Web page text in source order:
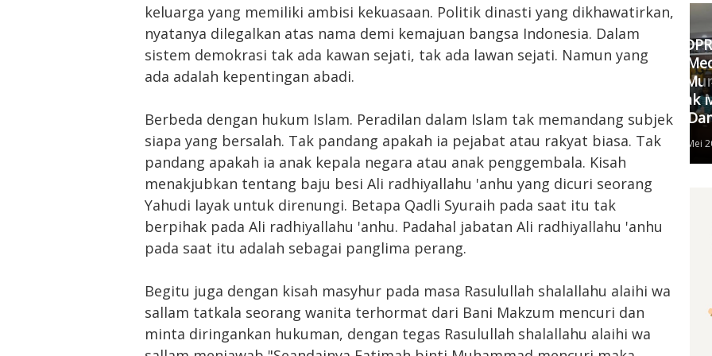
keluarga yang memiliki ambisi kekuasaan. Politik dinasti yang dikhawatirkan,
nyatanya dilegalkan atas nama demi kemajuan bangsa Indonesia. Dalam
sistem demokrasi tak ada kawan sejati, tak ada lawan sejati. Namun yang
ada adalah kepentingan abadi.
Berbeda dengan hukum Islam. Peradilan dalam Islam tak memandang subjek
siapa yang bersalah. Tak pandang apakah ia pejabat atau rakyat biasa. Tak
pandang apakah ia anak kepala negara atau anak penggembala. Kisah
menakjubkan tentang baju besi Ali radhiyallahu 'anhu yang dicuri seorang
Yahudi layak untuk direnungi. Betapa Qadli Syuraih pada saat itu tak
berpihak pada Ali radhiyallahu 'anhu. Padahal jabatan Ali radhiyallahu 'anhu
pada saat itu adalah sebagai panglima perang.
Begitu juga dengan kisah masyhur pada masa Rasulullah shalallahu alaihi wa
sallam tatkala seorang wanita terhormat dari Bani Makzum mencuri dan
minta diringankan hukuman, dengan tegas Rasulullah shalallahu alaihi wa
Komisi III DPRD Pekanbaru
Fasilitasi Mediasi Dugaan
Damai
Senin, 11 Mei 2026 17:53 WIB